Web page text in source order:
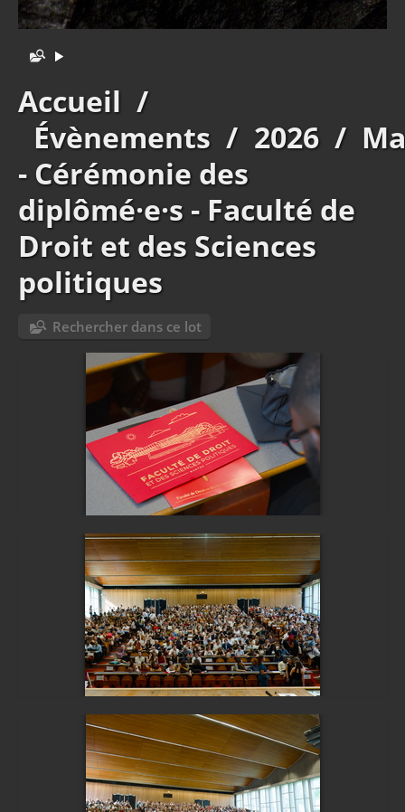
Accueil /
Évènements / 2026 /
- Cérémonie des
diplômé·e·s - Faculté de
Droit et des Sciences
politiques
Rechercher dans ce lot